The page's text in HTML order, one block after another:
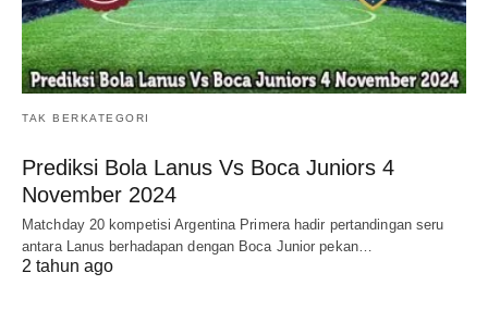
TAK BERKATEGORI
Prediksi Bola Lanus Vs Boca Juniors 4
November 2024
Matchday 20 kompetisi Argentina Primera hadir pertandingan seru
antara Lanus berhadapan dengan Boca Junior pekan…
2 tahun ago